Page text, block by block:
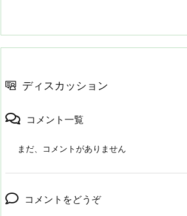
ディスカッション
コメント一覧
まだ、コメントがありません
コメントをどうぞ